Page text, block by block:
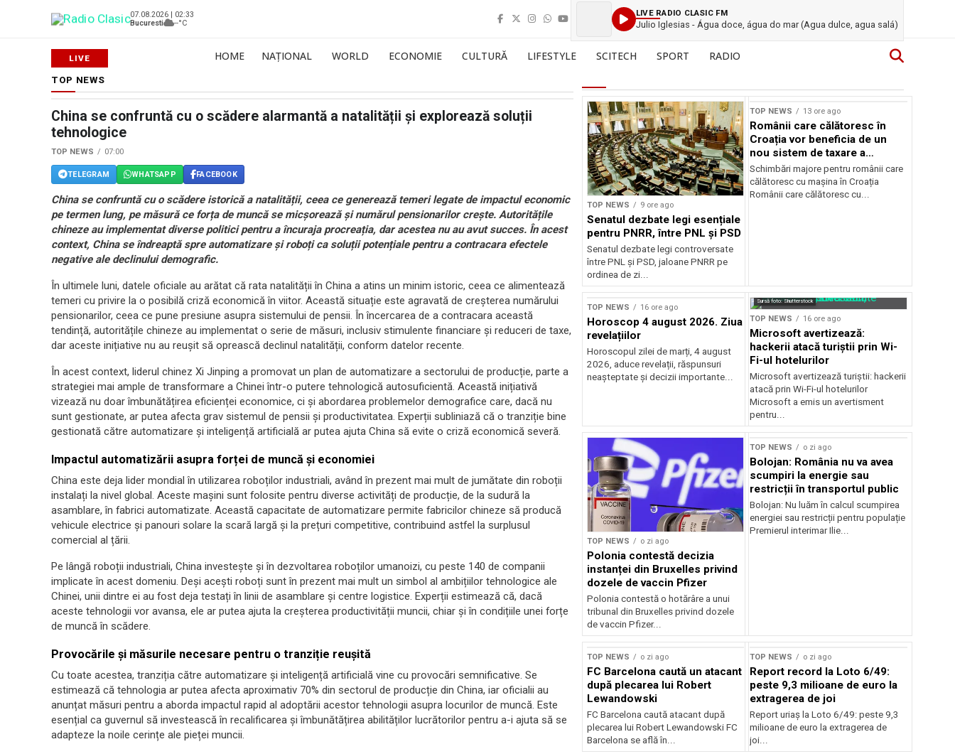
07.08.2026 | 02:33
Bucuresti
--°C
LIVE RADIO CLASIC FM
Julio Iglesias - Água doce, água do mar (Agua dulce, agua salá)
HOME NAȚIONAL WORLD ECONOMIE CULTURĂ LIFESTYLE SCITECH SPORT RADIO
TOP NEWS
China se confruntă cu o scădere alarmantă a natalității și explorează soluții
tehnologice
TOP NEWS 07:00
TELEGRAM WHATSAPP FACEBOOK
China se confruntă cu o scădere istorică a natalității, ceea ce generează temeri legate de impactul economic
pe termen lung, pe măsură ce forța de muncă se micșorează și numărul pensionarilor crește. Autoritățile
chineze au implementat diverse politici pentru a încuraja procreația, dar acestea nu au avut succes. În acest
context, China se îndreaptă spre automatizare și roboți ca soluții potențiale pentru a contracara efectele
negative ale declinului demografic.
În ultimele luni, datele oficiale au arătat că rata natalității în China a atins un minim istoric, ceea ce alimentează
temeri cu privire la o posibilă criză economică în viitor. Această situație este agravată de creșterea numărului
pensionarilor, ceea ce pune presiune asupra sistemului de pensii. În încercarea de a contracara această
tendință, autoritățile chineze au implementat o serie de măsuri, inclusiv stimulente financiare și reduceri de taxe,
dar aceste inițiative nu au reușit să oprească declinul natalității, conform datelor recente.
În acest context, liderul chinez Xi Jinping a promovat un plan de automatizare a sectorului de producție, parte a
strategiei mai ample de transformare a Chinei într-o putere tehnologică autosuficientă. Această inițiativă
vizează nu doar îmbunătățirea eficienței economice, ci și abordarea problemelor demografice care, dacă nu
sunt gestionate, ar putea afecta grav sistemul de pensii și productivitatea. Experții subliniază că o tranziție bine
gestionată către automatizare și inteligență artificială ar putea ajuta China să evite o criză economică severă.
Impactul automatizării asupra forței de muncă și economiei
China este deja lider mondial în utilizarea roboților industriali, având în prezent mai mult de jumătate din roboții
instalați la nivel global. Aceste mașini sunt folosite pentru diverse activități de producție, de la sudură la
asamblare, în fabrici automatizate. Această capacitate de automatizare permite fabricilor chineze să producă
vehicule electrice și panouri solare la scară largă și la prețuri competitive, contribuind astfel la surplusul
comercial al țării.
Pe lângă roboții industriali, China investește și în dezvoltarea roboților umanoizi, cu peste 140 de companii
implicate în acest domeniu. Deși acești roboți sunt în prezent mai mult un simbol al ambițiilor tehnologice ale
Chinei, unii dintre ei au fost deja testați în linii de asamblare și centre logistice. Experții estimează că, dacă
aceste tehnologii vor avansa, ele ar putea ajuta la creșterea productivității muncii, chiar și în condițiile unei forțe
de muncă în scădere.
Provocările și măsurile necesare pentru o tranziție reușită
Cu toate acestea, tranziția către automatizare și inteligență artificială vine cu provocări semnificative. Se
estimează că tehnologia ar putea afecta aproximativ 70% din sectorul de producție din China, iar oficialii au
anunțat măsuri pentru a aborda impactul rapid al adoptării acestor tehnologii asupra locurilor de muncă. Este
esențial ca guvernul să investească în recalificarea și îmbunătățirea abilităților lucrătorilor pentru a-i ajuta să se
adapteze la noile cerințe ale pieței muncii.
TOP NEWS 9 ore ago
Senatul dezbate legi esențiale
pentru PNRR, între PNL și PSD
Senatul dezbate legi controversate
între PNL și PSD, jaloane PNRR pe
ordinea de zi...
TOP NEWS 13 ore ago
Românii care călătoresc în
Croația vor beneficia de un
nou sistem de taxare a
autostrăzilor
Schimbări majore pentru românii care
călătoresc cu mașina în Croația
Românii care călătoresc cu...
TOP NEWS 16 ore ago
Horoscop 4 august 2026. Ziua
revelațiilor
Horoscopul zilei de marți, 4 august
2026, aduce revelații, răspunsuri
neașteptate și decizii importante...
Sursă foto: Shutterstock
TOP NEWS 16 ore ago
Microsoft avertizează:
hackerii atacă turiștii prin Wi-
Fi-ul hotelurilor
Microsoft avertizează turiștii: hackerii
atacă prin Wi-Fi-ul hotelurilor
Microsoft a emis un avertisment
pentru...
TOP NEWS o zi ago
Polonia contestă decizia
instanței din Bruxelles privind
dozele de vaccin Pfizer
Polonia contestă o hotărâre a unui
tribunal din Bruxelles privind dozele
de vaccin Pfizer...
TOP NEWS o zi ago
Bolojan: România nu va avea
scumpiri la energie sau
restricții în transportul public
Bolojan: Nu luăm în calcul scumpirea
energiei sau restricții pentru populație
Premierul interimar Ilie...
TOP NEWS o zi ago
FC Barcelona caută un atacant
după plecarea lui Robert
Lewandowski
FC Barcelona caută atacant după
plecarea lui Robert Lewandowski FC
Barcelona se află în...
TOP NEWS o zi ago
Report record la Loto 6/49:
peste 9,3 milioane de euro la
extragerea de joi
Report uriaș la Loto 6/49: peste 9,3
milioane de euro la extragerea de
joi...